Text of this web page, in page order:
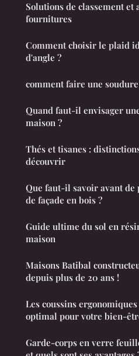
Solutions de classement et
fournitures
Comment choisir le plaid
d'angle ?
comment faire une
Quand faut-il envisager
maison ?
Thés et tisanes :
découvrir
Que faut-il savoir avant de
de façade en bois ?
Guide ultime du sol en
maison
Maisons Batibal
depuis plus de 20 ans !
Les coussins
optimal pour votre bien-
Garde-corps en verre